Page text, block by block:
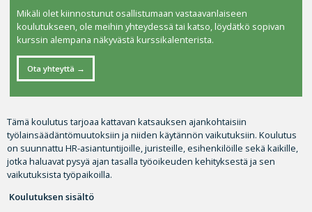
Tämä koulutus tarjoaa kattavan katsauksen ajankohtaisiin
työlainsäädäntömuutoksiin ja niiden käytännön vaikutuksiin. Koulutus
on suunnattu HR-asiantuntijoille, juristeille, esihenkilöille sekä kaikille,
jotka haluavat pysyä ajan tasalla työoikeuden kehityksestä ja sen
vaikutuksista työpaikoilla.
Koulutuksen sisältö
Mikäli olet kiinnostunut osallistumaan vastaavanlaiseen
koulutukseen, ole meihin yhteydessä tai katso, löydätkö sopivan
kurssin alempana näkyvästä kurssikalenterista.
Ota yhteyttä